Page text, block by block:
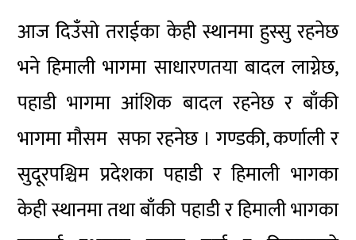
आज दिउँसो तराईका केही स्थानमा हुस्सु रहनेछ
भने हिमाली भागमा साधारणतया बादल लाग्नेछ,
पहाडी भागमा आंशिक बादल रहनेछ र बाँकी
भागमा मौसम सफा रहनेछ । गण्डकी, कर्णाली र
सुदूरपश्चिम प्रदेशका पहाडी र हिमाली भागका
केही स्थानमा तथा बाँकी पहाडी र हिमाली भागका